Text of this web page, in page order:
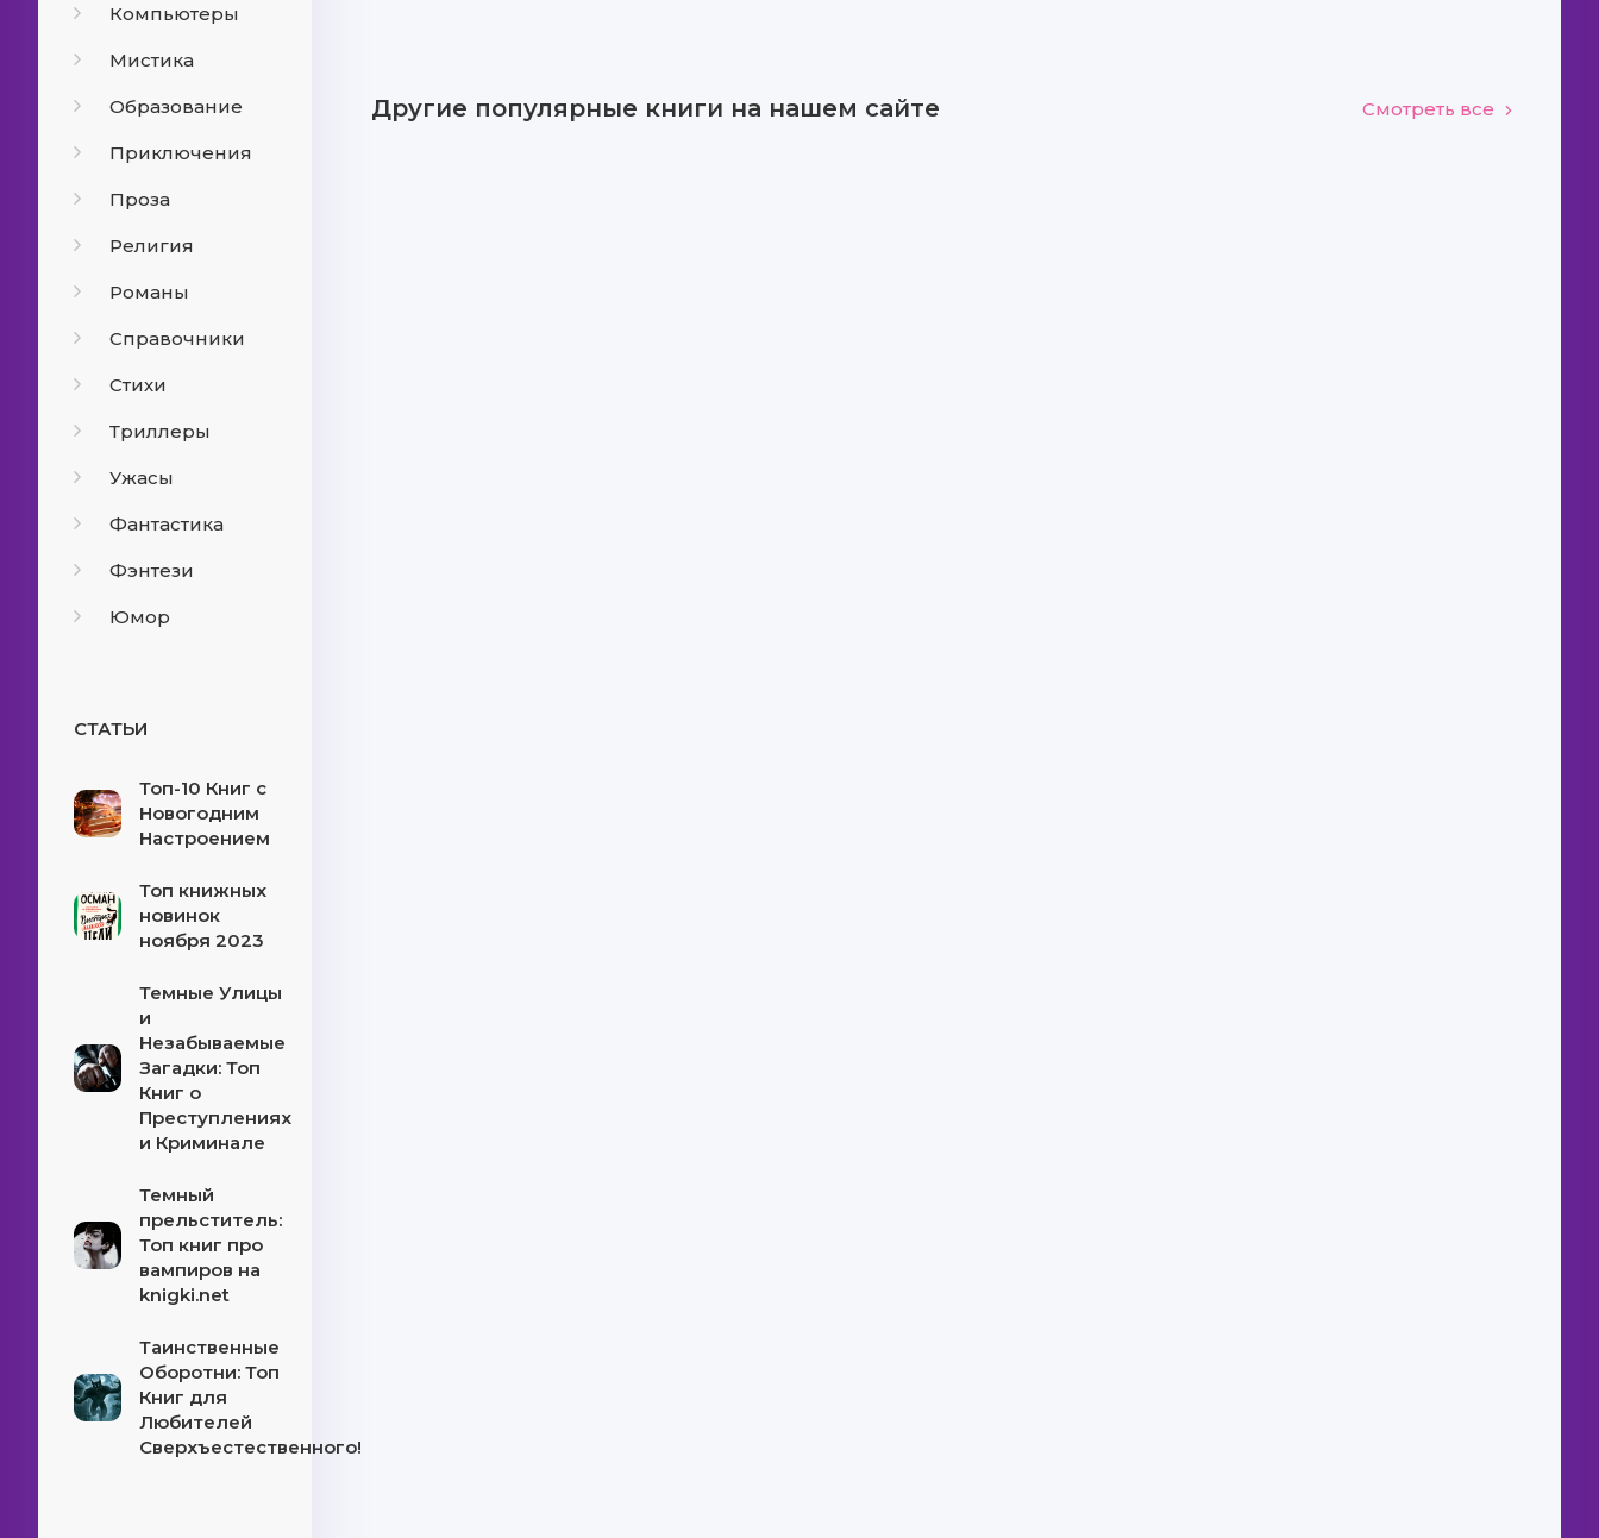
Компьютеры
Мистика
Образование
Приключения
Проза
Религия
Романы
Справочники
Стихи
Триллеры
Ужасы
Фантастика
Фэнтези
Юмор
СТАТЬИ
Топ-10 Книг с
Новогодним
Настроением
Топ книжных
новинок
ноября 2023
Темные Улицы
и
Незабываемые
Загадки: Топ
Книг о
Преступлениях
и Криминале
Темный
прельститель:
Топ книг про
вампиров на
knigki.net
Таинственные
Оборотни: Топ
Книг для
Любителей
Сверхъестественного!
Другие популярные книги на нашем сайте Смотреть все